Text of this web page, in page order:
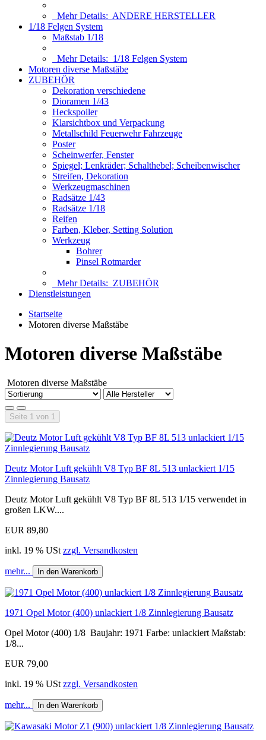
Mehr Details: ANDERE HERSTELLER
1/18 Felgen System
Maßstab 1/18
Mehr Details: 1/18 Felgen System
Motoren diverse Maßstäbe
ZUBEHÖR
Dekoration verschiedene
Dioramen 1/43
Heckspoiler
Klarsichtbox und Verpackung
Metallschild Feuerwehr Fahrzeuge
Poster
Scheinwerfer, Fenster
Spiegel; Lenkräder; Schalthebel; Scheibenwischer
Streifen, Dekoration
Werkzeugmaschinen
Radsätze 1/43
Radsätze 1/18
Reifen
Farben, Kleber, Setting Solution
Werkzeug
Bohrer
Pinsel Rotmarder
Mehr Details: ZUBEHÖR
Dienstleistungen
Startseite
Motoren diverse Maßstäbe
Motoren diverse Maßstäbe
Motoren diverse Maßstäbe
Seite 1 von 1
Deutz Motor Luft gekühlt V8 Typ BF 8L 513 unlackiert 1/15
Zinnlegierung Bausatz
Deutz Motor Luft gekühlt V8 Typ BF 8L 513 1/15 verwendet in
großen LKW....
EUR 89,80
inkl. 19 % USt zzgl. Versandkosten
mehr... In den Warenkorb
1971 Opel Motor (400) unlackiert 1/8 Zinnlegierung Bausatz
Opel Motor (400) 1/8 Baujahr: 1971 Farbe: unlackiert Maßstab:
1/8...
EUR 79,00
inkl. 19 % USt zzgl. Versandkosten
mehr... In den Warenkorb